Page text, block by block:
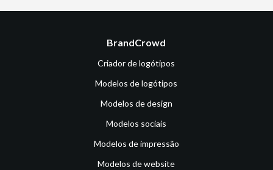
BrandCrowd
Criador de logótipos
Modelos de logótipos
Modelos de design
Modelos sociais
Modelos de impressão
Modelos de website